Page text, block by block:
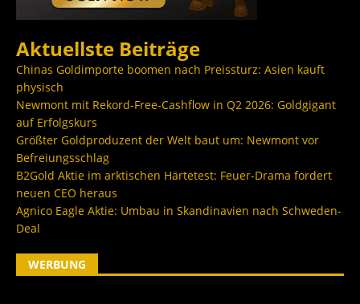
Aktuellste Beiträge
Chinas Goldimporte boomen nach Preissturz: Asien kauft
physisch
Newmont mit Rekord-Free-Cashflow in Q2 2026: Goldgigant
auf Erfolgskurs
Größter Goldproduzent der Welt baut um: Newmont vor
Befreiungsschlag
B2Gold Aktie im arktischen Härtetest: Feuer-Drama fordert
neuen CEO heraus
Agnico Eagle Aktie: Umbau in Skandinavien nach Schweden-
Deal
WERBUNG